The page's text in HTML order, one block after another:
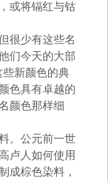
或将镉红与钴
很少有这些名
们今天的大部
新颜色的典
色具有卓越的
颜色那样细
。公元前一世
高卢人如何使用
成棕色染料，